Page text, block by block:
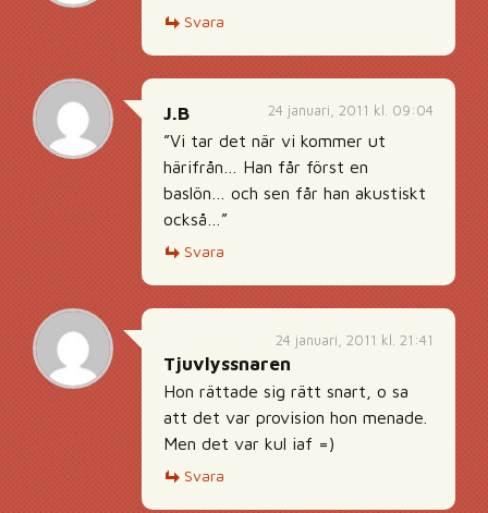
Svara
24 januari, 2011 kl. 09:04
J.B
”Vi tar det när vi kommer ut
härifrån… Han får först en
baslön… och sen får han akustiskt
också…”
Svara
24 januari, 2011 kl. 21:41
Tjuvlyssnaren
Hon rättade sig rätt snart, o sa
att det var provision hon menade.
Men det var kul iaf =)
Svara